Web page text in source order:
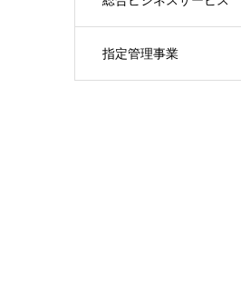
指定管理事業